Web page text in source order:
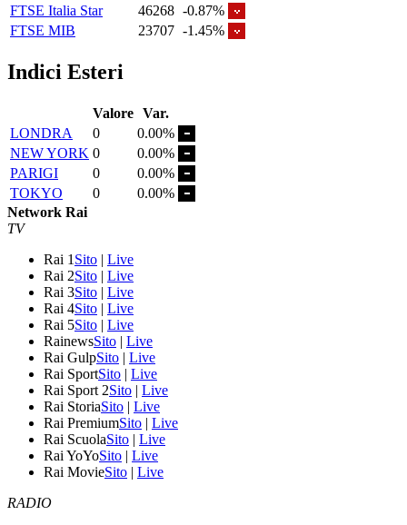
FTSE Italia Star
46268 -0.87%
FTSE MIB
23707 -1.45%
Indici Esteri
Valore Var.
LONDRA
0
0.00%
NEW YORK 0
0.00%
PARIGI
0
0.00%
TOKYO
0
0.00%
Network Rai
TV
Rai 1 Sito | Live
Rai 2Sito | Live
Rai 3Sito | Live
Rai 4Sito | Live
Rai 5Sito | Live
RainewsSito | Live
Rai GulpSito | Live
Rai SportSito | Live
Rai Sport 2Sito | Live
Rai StoriaSito | Live
Rai PremiumSito | Live
Rai ScuolaSito | Live
Rai YoYoSito | Live
Rai MovieSito | Live
RADIO